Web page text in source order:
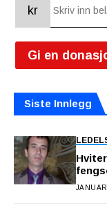
kr
Gi en
Siste Innlegg